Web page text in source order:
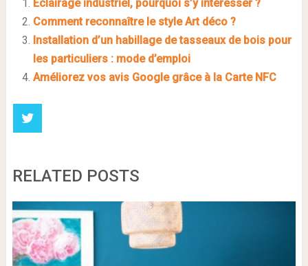
Éclairage industriel, pourquoi s’y intéresser ?
Comment reconnaître le style Art déco ?
Installation d’un habillage de tasseaux de bois pour
les particuliers : mode d’emploi
Améliorez vos avis Google grâce à la Carte NFC
RELATED POSTS